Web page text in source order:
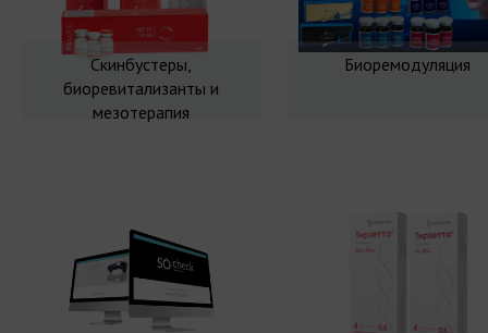
Скинбустеры,
биоревитализанты и
мезотерапия
Биоремодуляция